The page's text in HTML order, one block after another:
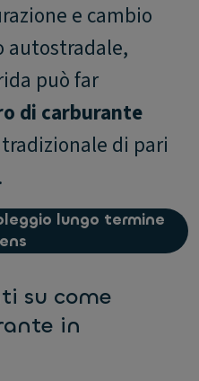
e cambio
autostradale,
può far
di carburante
di pari
lungo termine
su come
in